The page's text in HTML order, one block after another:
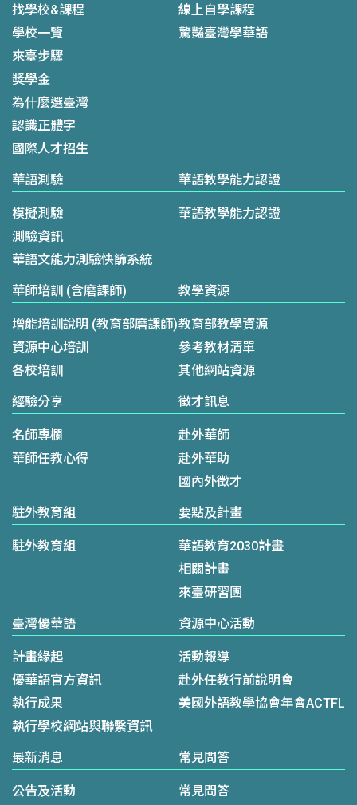
找學校&課程
學校一覽
來臺步驟
獎學金
為什麼選臺灣
認識正體字
國際人才招生
線上自學課程
驚豔臺灣學華語
華語測驗
模擬測驗
測驗資訊
華語文能力測驗快篩系統
華語教學能力認證
華語教學能力認證
華師培訓 (含磨課師)
增能培訓說明 (教育部磨課師)
資源中心培訓
各校培訓
教學資源
教育部教學資源
參考教材清單
其他網站資源
經驗分享
名師專欄
華師任教心得
徵才訊息
赴外華師
赴外華助
國內外徵才
駐外教育組
駐外教育組
要點及計畫
華語教育2030計畫
相關計畫
來臺研習團
臺灣優華語
計畫緣起
優華語官方資訊
執行成果
執行學校網站與聯繫資訊
資源中心活動
活動報導
赴外任教行前說明會
美國外語教學協會年會ACTFL
最新消息
公告及活動
常見問答
常見問答